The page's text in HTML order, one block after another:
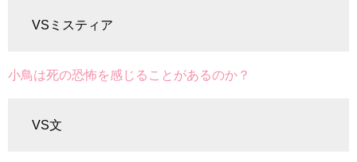
VSミスティア
小鳥は死の恐怖を感じることがあるのか？
VS文